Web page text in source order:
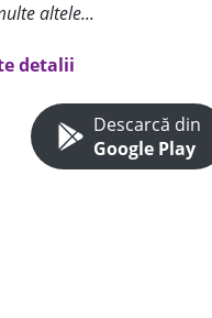
altele...
detalii
Descarcă din
Google Play